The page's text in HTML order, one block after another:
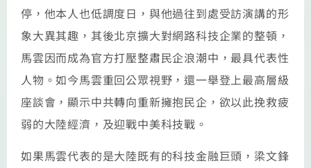
停，他本人也低調度日，與他過往到處受訪演講的形
象大異其趣，其後北京擴大對網路科技企業的整頓，
馬雲因而成為官方打壓整肅民企浪潮中，最具代表性
人物。如今馬雲重回公眾視野，還一舉登上最高層級
座談會，顯示中共轉向重新擁抱民企，欲以此挽救疲
弱的大陸經濟，及迎戰中美科技戰。
如果馬雲代表的是大陸既有的科技金融巨頭，梁文鋒